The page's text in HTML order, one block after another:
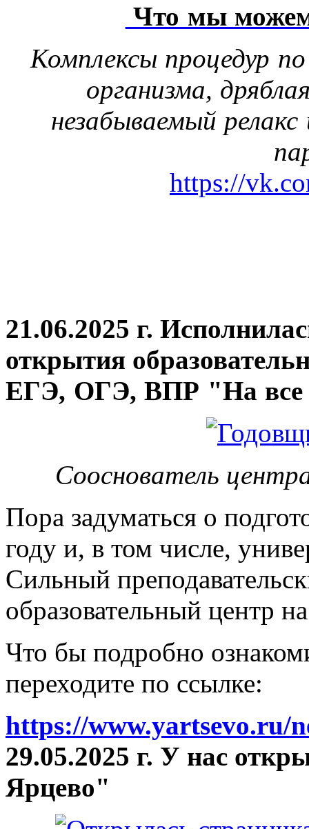
Что мы
Комплексы процедур
организма,
незабываемый
https://
21.06.2025 г.
открытия
ЕГЭ, ОГЭ, ВПР "На все
Сооснователь
Пора задуматься о
году и, в том числе,
Сильный
образовательный центр
Что бы подробно
переходите по ссылке:
https://www.yartsevo.ru/
29.05.2025 г. У нас
Ярцево"